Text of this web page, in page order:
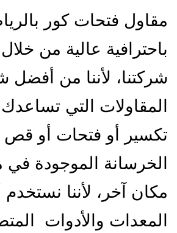
مقاول فتحات كور
باحترافية عالية من
شركتنا، لأننا من
المقاولات التي
تكسير أو فتحات أو قص
الخرسانة الموجودة
مكان آخر، لأننا
المعدات والأدوات